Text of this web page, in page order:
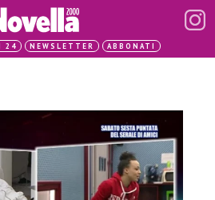
24 NEWSLETTER ABBONATI